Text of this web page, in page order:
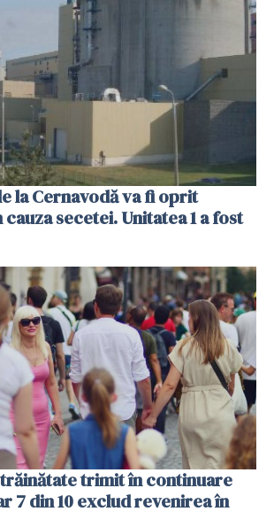
la Cernavodă va fi oprit
secetei. Unitatea 1 a fost
trimit în continuare
7 din 10 exclud revenirea în